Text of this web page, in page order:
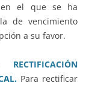
en el que se ha
de vencimiento
a su favor.
Para rectificar